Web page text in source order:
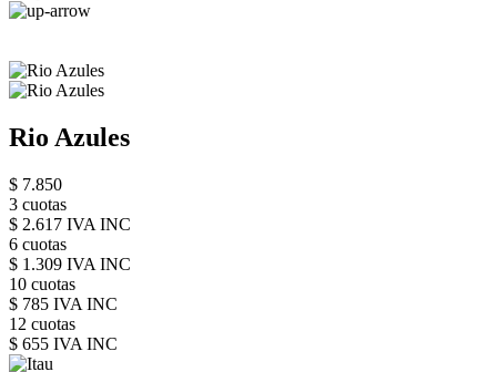
Rio Azules
$ 7.850
3 cuotas
$ 2.617 IVA INC
6 cuotas
$ 1.309 IVA INC
10 cuotas
$ 785 IVA INC
12 cuotas
$ 655 IVA INC